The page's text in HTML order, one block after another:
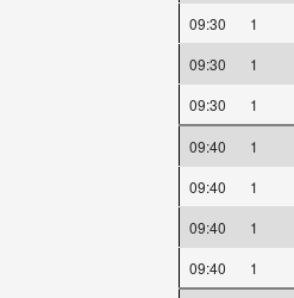
09:30
1
09:30
1
09:30
1
09:40 1
09:40
1
09:40
1
09:40
1